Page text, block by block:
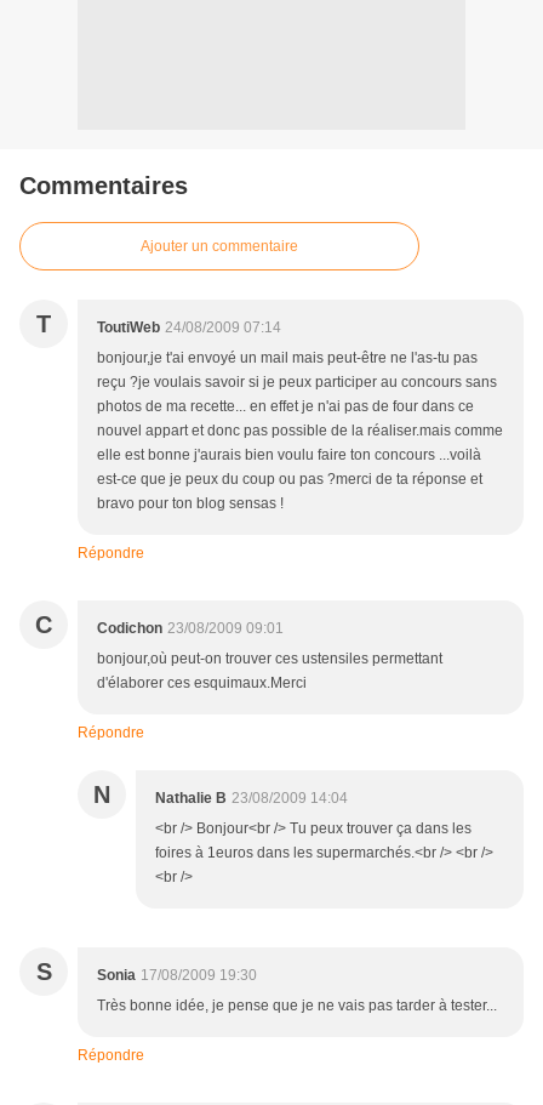
Commentaires
Ajouter un commentaire
T ToutiWeb 24/08/2009 07:14
bonjour,je t'ai envoyé un mail mais peut-être ne l'as-tu pas
reçu ?je voulais savoir si je peux participer au concours sans
photos de ma recette... en effet je n'ai pas de four dans ce
nouvel appart et donc pas possible de la réaliser.mais comme
elle est bonne j'aurais bien voulu faire ton concours ...voilà
est-ce que je peux du coup ou pas ?merci de ta réponse et
bravo pour ton blog sensas !
Répondre
C Codichon 23/08/2009 09:01
bonjour,où peut-on trouver ces ustensiles permettant
d'élaborer ces esquimaux.Merci
Répondre
N Nathalie B 23/08/2009 14:04
<br /> Bonjour<br /> Tu peux trouver ça dans les
foires à 1euros dans les supermarchés.<br /> <br />
<br />
S Sonia 17/08/2009 19:30
Très bonne idée, je pense que je ne vais pas tarder à tester...
Répondre